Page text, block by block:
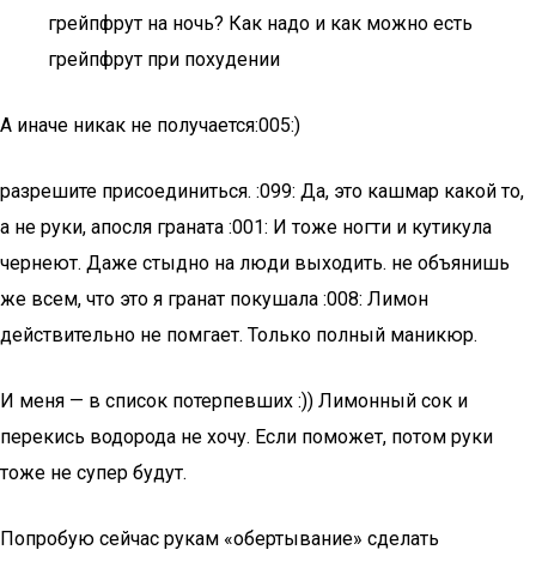
грейпфрут на ночь? Как надо и как можно есть
грейпфрут при похудении
А иначе никак не получается:005:)
разрешите присоединиться. :099: Да, это кашмар какой то,
а не руки, апосля граната :001: И тоже ногти и кутикула
чернеют. Даже стыдно на люди выходить. не объянишь
же всем, что это я гранат покушала :008: Лимон
действительно не помгает. Только полный маникюр.
И меня — в список потерпевших :)) Лимонный сок и
перекись водорода не хочу. Если поможет, потом руки
тоже не супер будут.
Попробую сейчас рукам «обертывание» сделать